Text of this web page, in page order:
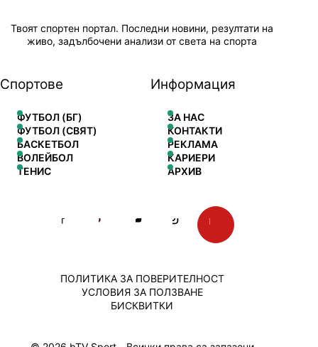
Твоят спортен портал. Последни новини, резултати на
живо, задълбочени анализи от света на спорта
Спортове
ФУТБОЛ (БГ)
ФУТБОЛ (СВЯТ)
БАСКЕТБОЛ
ВОЛЕЙБОЛ
ТЕНИС
Информация
ЗА НАС
КОНТАКТИ
РЕКЛАМА
КАРИЕРИ
АРХИВ
ПОЛИТИКА ЗА ПОВЕРИТЕЛНОСТ
УСЛОВИЯ ЗА ПОЛЗВАНЕ
БИСКВИТКИ